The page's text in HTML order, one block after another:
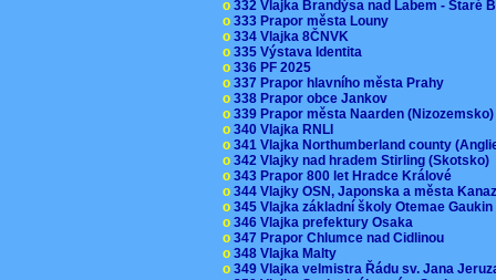
o 332 Vlajka Brandýsa nad Labem - Staré
o 333 Prapor města Louny
o 334 Vlajka 8ČNVK
o 335 Výstava Identita
o 336 PF 2025
o 337 Prapor hlavního města Prahy
o 338 Prapor obce Jankov
o 339 Prapor města Naarden
o 340 Vlajka RNLI
o 341 Vlajka Northumberland county
o 342 Vlajky nad hradem Stirling (Skotsko)
o 343 Prapor 800 let Hradce Králové
o 344 Vlajky OSN, Japonska a města
o 345 Vlajka základní školy Otemae
o 346 Vlajka prefektury Osaka
o 347 Prapor Chlumce nad Cidlinou
o 348 Vlajka Malty
o 349 Vlajka velmistra Řádu sv. Jana